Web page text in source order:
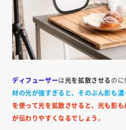
ディフューザーは光を拡散させる のに
材の光が強すぎると、そのぶん影も濃
を使って光を拡散させると、光も影
が伝わりやすくなるでしょう 。